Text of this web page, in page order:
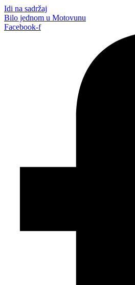
Idi na sadržaj
Bilo jednom u Motovunu
Facebook-f